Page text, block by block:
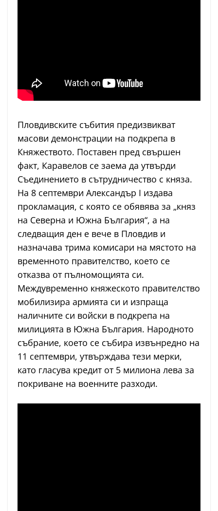
Пловдивските събития предизвикват
масови демонстрации на подкрепа в
Княжеството. Поставен пред свършен
факт, Каравелов се заема да утвърди
Съединението в сътрудничество с княза.
На 8 септември Александър I издава
прокламация, с която се обявява за „княз
на Северна и Южна България“, а на
следващия ден е вече в Пловдив и
назначава трима комисари на мястото на
временното правителство, което се
отказва от пълномощията си.
Междувременно княжеското правителство
мобилизира армията си и изпраща
наличните си войски в подкрепа на
милицията в Южна България. Народното
събрание, което се събира извънредно на
11 септември, утвърждава тези мерки,
като гласува кредит от 5 милиона лева за
покриване на военните разходи.